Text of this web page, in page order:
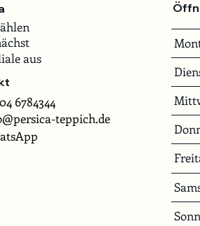
aus
6784344
teppich.de